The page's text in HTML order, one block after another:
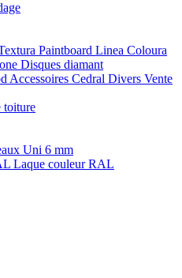
Paintboard Linea Coloura
Disques diamant
Accessoires Cedral Divers Vente
toiture
Uni 6 mm
Laque couleur RAL